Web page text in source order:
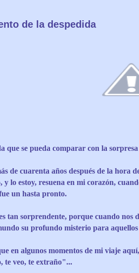
de la despedida
que se pueda comparar con la
de cuarenta años después de la hora
y lo estoy, resuena en mi corazón,
un hasta pronto.
tan sorprendente, porque cuando nos
su profundo misterio para
en algunos momentos de mi viaje
te veo, te extraño"...